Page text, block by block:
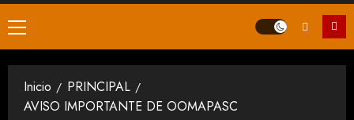
Menú
principal
Inicio
PRINCIPAL
AVISO IMPORTANTE DE OOMAPASC